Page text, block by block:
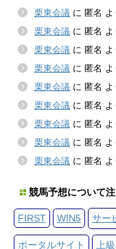
栗東会議 に 匿名 よ
栗東会議 に 匿名 よ
栗東会議 に 匿名 よ
栗東会議 に 匿名 よ
栗東会議 に 匿名 よ
栗東会議 に 匿名 よ
栗東会議 に 匿名 よ
栗東会議 に 匿名 よ
栗東会議 に 匿名 よ
競馬予想について
FIRST WIN5 サー
ポータルサイト 上